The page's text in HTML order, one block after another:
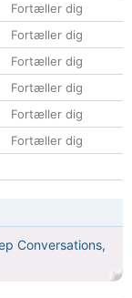
Fortæller dig
Fortæller dig
Fortæller dig
Fortæller dig
Fortæller dig
Fortæller dig
Conversations,